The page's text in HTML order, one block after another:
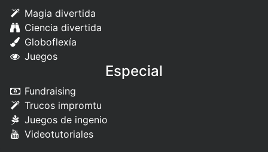
Magia divertida
Ciencia divertida
Globoflexía
Juegos
Especial
Fundraising
Trucos impromtu
Juegos de ingenio
Videotutoriales